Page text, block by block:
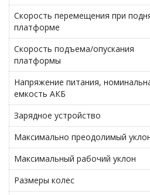
Скорость перемещения при
платформе
Скорость подъема/опускания
платформы
Напряжение питания,
емкость АКБ
Зарядное устройство
Максимально преодолимый
Максимальный рабочий уклон
Размеры колес